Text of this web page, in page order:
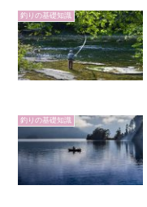
釣りの基礎知識
釣りの基礎知識